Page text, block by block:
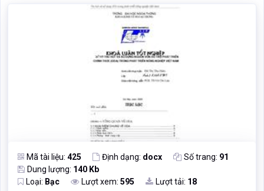
Mã tài liệu: 425 Định dạng: docx Số trang: 91
Dung lượng: 140 Kb
Loại: Bạc Lượt xem: 595 Lượt tải: 18